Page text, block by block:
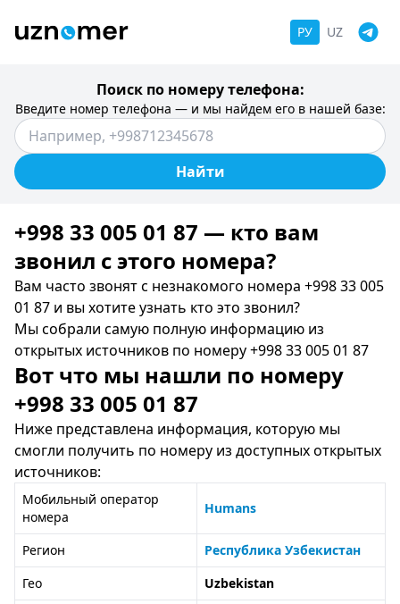
РУ UZ
Поиск по номеру телефона:
Введите номер телефона — и мы найдем его в нашей базе:
Найти
+998 33 005 01 87 — кто вам
звонил c этого номера?
Вам часто звонят с незнакомого номера +998 33 005
01 87 и вы хотите узнать кто это звонил?
Мы собрали самую полную информацию из
открытых источников по номеру +998 33 005 01 87
Вот что мы нашли по номеру
+998 33 005 01 87
Ниже представлена информация, которую мы
смогли получить по номеру из доступных открытых
источников:
Мобильный оператор
номера
Humans
Регион
Республика Узбекистан
Гео
Uzbekistan